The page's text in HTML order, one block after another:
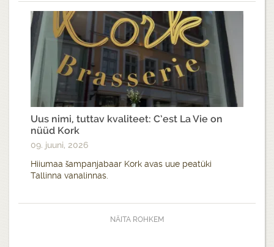
Uus nimi, tuttav kvaliteet: C’est La Vie on
nüüd Kork
09. juuni, 2026
Hiiumaa šampanjabaar Kork avas uue peatüki
Tallinna vanalinnas.
NÄITA ROHKEM